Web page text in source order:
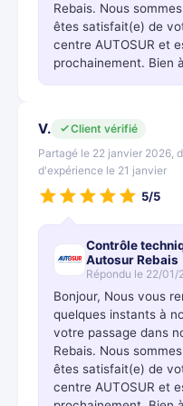
Rebais. Nous
êtes satisfait(e) de
centre AUTOSUR et
prochainement. Bien
V.
Client vérifié
Partagé le 22 janvier 2026,
d'expérience le 21 janvier
5/5
Contrôle
Autosur Rebais
Répondu le 22/01/
Bonjour, Nous vous
quelques instants à
votre passage dans
Rebais. Nous
êtes satisfait(e) de
centre AUTOSUR et